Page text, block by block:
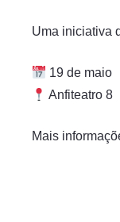
Uma iniciativa
19 de maio
Anfiteatro 8
Mais